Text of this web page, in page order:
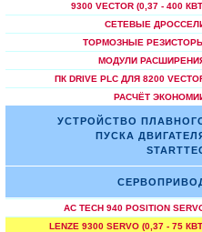
9300 VECTOR (0,37 - 400
СЕТЕВЫЕ
ТОРМОЗНЫЕ
МОДУЛИ
ПК DRIVE PLC ДЛЯ 8200
РАСЧЁТ
УСТРОЙСТВО
ПУСКА
AC TECH 940 POSITION
LENZE 9300 SERVO (0,37 - 75